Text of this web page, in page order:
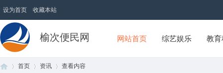
设为首页 收藏本站
榆次便民网 网站首页 综艺娱乐 教
首页 资讯 查看内容